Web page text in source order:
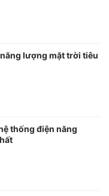
lượng mặt trời tiêu
thống điện năng